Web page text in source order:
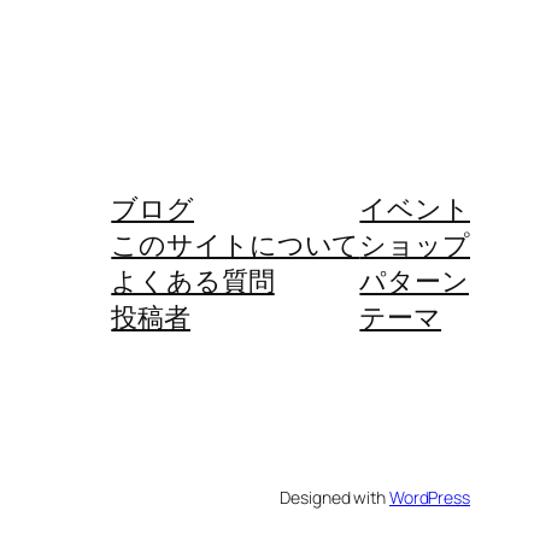
ブログ
このサイトについて
よくある質問
投稿者
イベント
ショップ
パターン
テーマ
Designed withWordPress